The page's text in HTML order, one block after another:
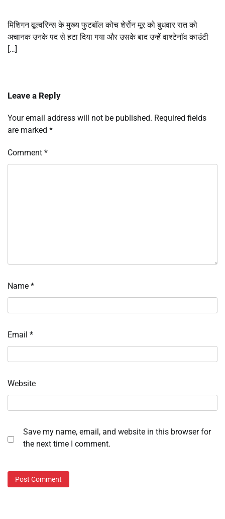
मिशिगन वूल्वरिन्स के मुख्य फुटबॉल कोच शेर्रोन मूर को बुधवार रात को
अचानक उनके पद से हटा दिया गया और उसके बाद उन्हें वाश्टेनॉव काउंटी
[…]
Leave a Reply
Your email address will not be published. Required fields
are marked *
Comment *
Name *
Email *
Website
Save my name, email, and website in this browser for
the next time I comment.